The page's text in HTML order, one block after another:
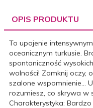
OPIS PRODUKTU
To upojenie
oceanicznym turkusie.
spontaniczność
wolności! Zamknij oczy,
szalone wspomnienie…
rozumiesz, co skrywa w
Charakterystyka: Bardzo